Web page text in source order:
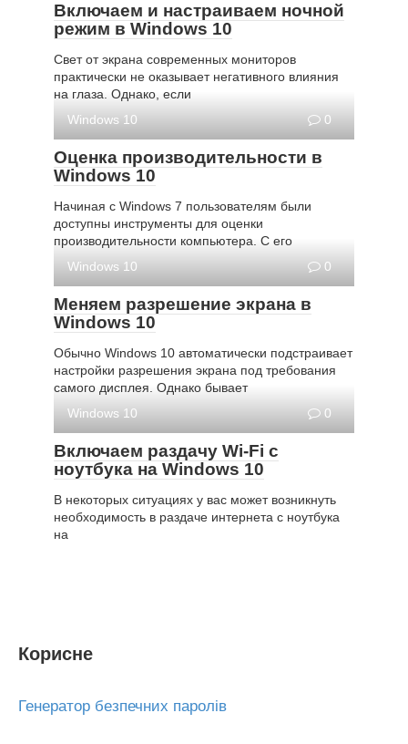
Включаем и настраиваем ночной
режим в Windows 10
Свет от экрана современных мониторов
практически не оказывает негативного влияния
на глаза. Однако, если
Windows 10
0
Оценка производительности в
Windows 10
Начиная с Windows 7 пользователям были
доступны инструменты для оценки
производительности компьютера. С его
Windows 10
0
Меняем разрешение экрана в
Windows 10
Обычно Windows 10 автоматически подстраивает
настройки разрешения экрана под требования
самого дисплея. Однако бывает
Windows 10
0
Включаем раздачу Wi-Fi с
ноутбука на Windows 10
В некоторых ситуациях у вас может возникнуть
необходимость в раздаче интернета с ноутбука
на
Корисне
Генератор безпечних паролів